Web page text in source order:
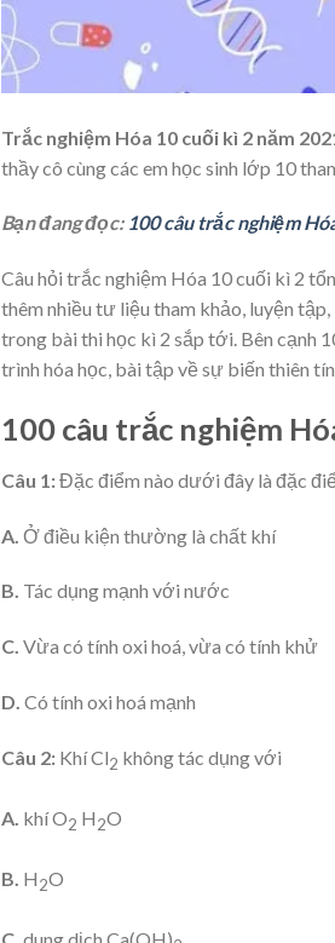
Trắc nghiệm Hóa 10 cuối kì 2 năm
thầy cô cùng các em học sinh lớp 10
Bạn đang đọc: 100 câu trắc nghiệm
Câu hỏi trắc nghiệm Hóa 10 cuối kì 2
thêm nhiều tư liệu tham khảo, luyện
trong bài thi học kì 2 sắp tới. Bên cạnh
trình hóa học, bài tập về sự biến thiên
100 câu trắc nghiệm
Câu 1:Đặc điểm nào dưới đây là đặc
A. Ở điều kiện thường là chất khí
B. Tác dụng mạnh với nước
C. Vừa có tính oxi hoá, vừa có tính khử
D. Có tính oxi hoá mạnh
Câu 2: Khí Cl2 không tác dụng với
A. khí O2 H2O
B. H2O